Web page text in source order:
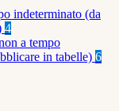
indeterminato (da
4
a tempo
in tabelle) 6